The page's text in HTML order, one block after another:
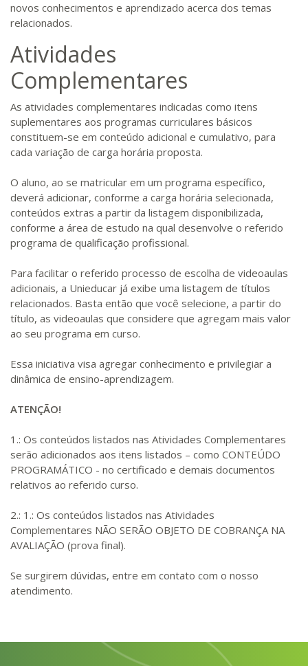
novos conhecimentos e aprendizado acerca dos temas
relacionados.
Atividades
Complementares
As atividades complementares indicadas como itens
suplementares aos programas curriculares básicos
constituem-se em conteúdo adicional e cumulativo, para
cada variação de carga horária proposta.
O aluno, ao se matricular em um programa específico,
deverá adicionar, conforme a carga horária selecionada,
conteúdos extras a partir da listagem disponibilizada,
conforme a área de estudo na qual desenvolve o referido
programa de qualificação profissional.
Para facilitar o referido processo de escolha de videoaulas
adicionais, a Unieducar já exibe uma listagem de títulos
relacionados. Basta então que você selecione, a partir do
título, as videoaulas que considere que agregam mais valor
ao seu programa em curso.
Essa iniciativa visa agregar conhecimento e privilegiar a
dinâmica de ensino-aprendizagem.
ATENÇÃO!
1.: Os conteúdos listados nas Atividades Complementares
serão adicionados aos itens listados – como CONTEÚDO
PROGRAMÁTICO - no certificado e demais documentos
relativos ao referido curso.
2.: 1.: Os conteúdos listados nas Atividades
Complementares NÃO SERÃO OBJETO DE COBRANÇA NA
AVALIAÇÃO (prova final).
Se surgirem dúvidas, entre em contato com o nosso
atendimento.